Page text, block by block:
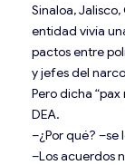
Sinaloa,
entidad vivía
pactos entre
y jefes del
Pero dicha
DEA.
–¿Por qué? –se
–Los acuerdos